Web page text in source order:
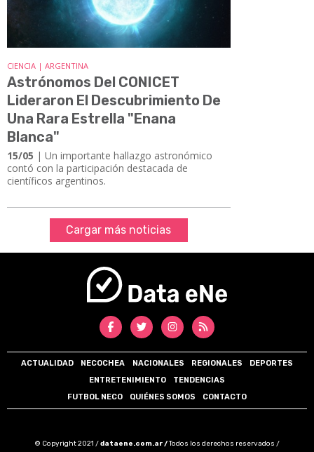
CIENCIA | ARGENTINA
Astrónomos Del CONICET
Lideraron El Descubrimiento De
Una Rara Estrella "Enana
Blanca"
15/05 | Un importante hallazgo astronómico
contó con la participación destacada de
científicos argentinos.
Cargar más noticias
ACTUALIDAD NECOCHEA NACIONALES REGIONALES
DEPORTES
ENTRETENIMIENTO
TENDENCIAS
FUTBOL NECO
QUIÉNES SOMOS CONTACTO
© Copyright 2021 /dataene.com.ar /Todos los derechos reservados /